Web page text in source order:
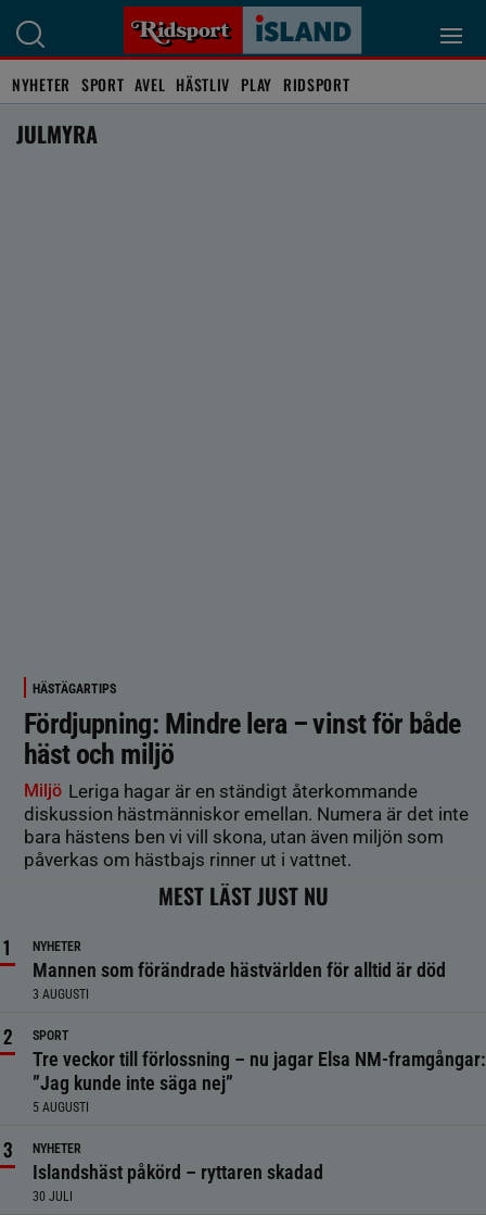
NYHETER SPORT AVEL HÄSTLIV PLAY RIDSPORT
JULMYRA
HÄSTÄGARTIPS
Fördjupning: Mindre lera – vinst för både
häst och miljö
Miljö Leriga hagar är en ständigt återkommande
diskussion hästmänniskor emellan. Numera är det inte
bara hästens ben vi vill skona, utan även miljön som
påverkas om hästbajs rinner ut i vattnet.
MEST LÄST JUST NU
NYHETER
Mannen som förändrade hästvärlden för alltid är död
3 AUGUSTI
SPORT
Tre veckor till förlossning – nu jagar Elsa NM-framgångar:
”Jag kunde inte säga nej”
5 AUGUSTI
NYHETER
Islandshäst påkörd – ryttaren skadad
30 JULI